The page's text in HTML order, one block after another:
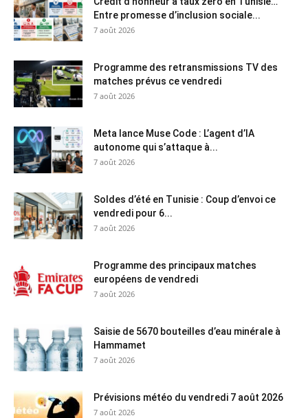
Entre promesse d’inclusion sociale...
7 août 2026
Programme des retransmissions TV des
matches prévus ce vendredi
7 août 2026
Meta lance Muse Code : L’agent d’IA
autonome qui s’attaque à...
7 août 2026
Soldes d’été en Tunisie : Coup d’envoi ce
vendredi pour 6...
7 août 2026
Programme des principaux matches
européens de vendredi
7 août 2026
Saisie de 5670 bouteilles d’eau minérale à
Hammamet
7 août 2026
Prévisions météo du vendredi 7 août 2026
7 août 2026